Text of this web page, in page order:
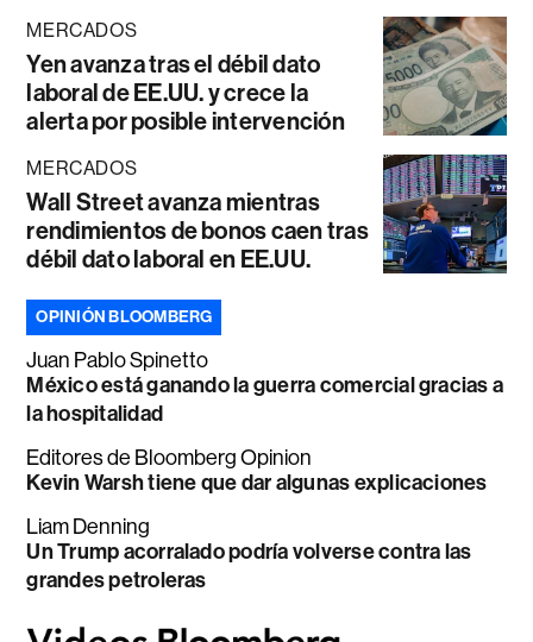
MERCADOS
Yen avanza tras el débil dato
laboral de EE.UU. y crece la
alerta por posible intervención
MERCADOS
Wall Street avanza mientras
rendimientos de bonos caen tras
débil dato laboral en EE.UU.
OPINIÓN BLOOMBERG
Juan Pablo Spinetto
México está ganando la guerra comercial gracias a
la hospitalidad
Editores de Bloomberg Opinion
Kevin Warsh tiene que dar algunas explicaciones
Liam Denning
Un Trump acorralado podría volverse contra las
grandes petroleras